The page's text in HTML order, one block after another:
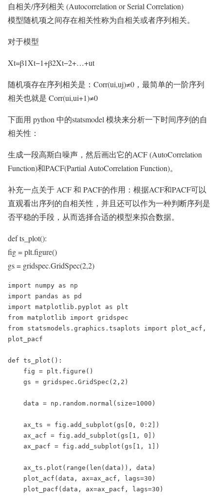
自相关/序列相关 (Autocorrelation or Serial Correlation)
模型随机项之间存在相关性称为自相关或者序列相关。
对于模型
Xt=β1Xt−1+β2Xt−2+…+ut
随机项存在序列相关是：Corr(ui,uj)≠0，最简单的一阶序列
相关也就是 Corr(ui,ui+1)≠0
下面用 python 中的statsmodel 模块来分析一下时间序列的自
相关性：
生成一段高斯白噪声，然后画出它的ACF (AutoCorrelation
Function)和PACF(Partial AutoCorrelation Function)。
补充一点关于 ACF 和 PACF的作用：根据ACF和PACF可以
直观看出序列的自相关性，并且还可以作为一种判断序列是
否平稳的手段，从而选择合适的模型来拟合数据。
def ts_plot():
fig = plt.figure()
gs = gridspec.GridSpec(2,2)
import numpy as np
import pandas as pd
import matplotlib.pyplot as plt
from matplotlib import gridspec
from statsmodels.graphics.tsaplots import plot_acf,
plot_pacf
def ts_plot():